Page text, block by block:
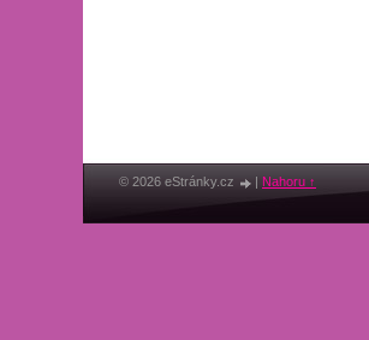
© 2026 eStránky.cz | Nahoru ↑